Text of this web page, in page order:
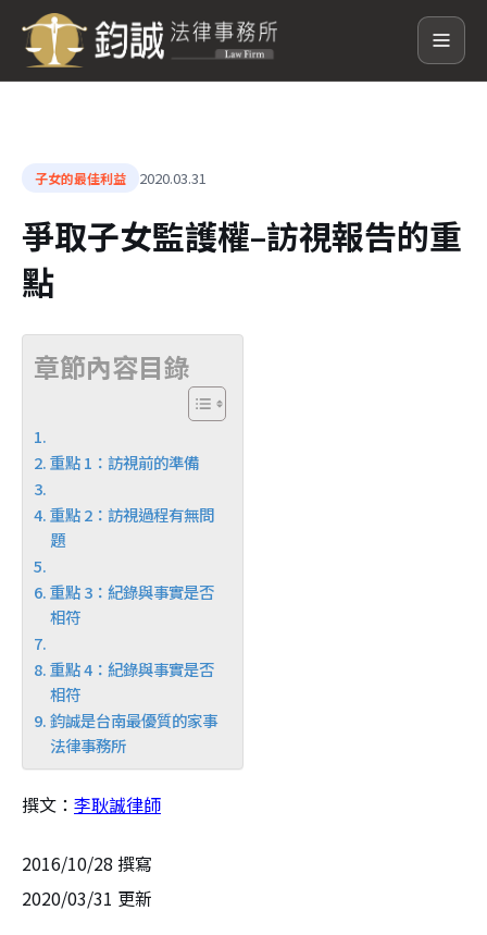
子女的最佳利益 2020.03.31
爭取子女監護權–訪視報告的重
點
章節內容目錄
重點 1：訪視前的準備
重點 2：訪視過程有無問
題
重點 3：紀錄與事實是否
相符
重點 4：紀錄與事實是否
相符
鈞誠是台南最優質的家事
法律事務所
撰文： 李耿誠律師
2016/10/28 撰寫
2020/03/31 更新